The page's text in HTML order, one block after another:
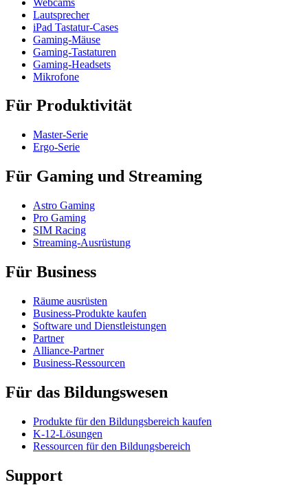
Lautsprecher
iPad Tastatur-Cases
Gaming-Mäuse
Gaming-Tastaturen
Gaming-Headsets
Mikrofone
Für Produktivität
Master-Serie
Ergo-Serie
Für Gaming und Streaming
Astro Gaming
Pro Gaming
SIM Racing
Streaming-Ausrüstung
Für Business
Räume ausrüsten
Business-Produkte kaufen
Software und Dienstleistungen
Partner
Alliance-Partner
Business-Ressourcen
Für das Bildungswesen
Produkte für den Bildungsbereich kaufen
K-12-Lösungen
Ressourcen für den Bildungsbereich
Support